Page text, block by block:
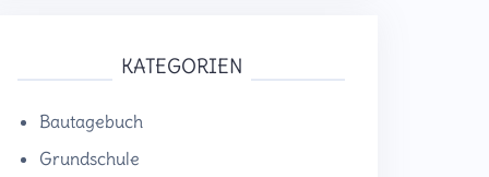
KATEGORIEN
Bautagebuch
Grundschule